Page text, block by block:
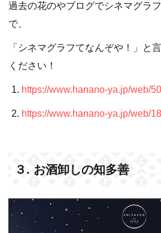
過去の花のやブログでシネマグラ
で、
「シネマグラフてなんぞや！」と
ください！
https://www.hanano-ya.jp/web/
https://www.hanano-ya.jp/web/
３. お酒卸しの知多善